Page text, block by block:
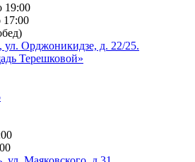
19:00
17:00
ул. Орджоникидзе, д. 22/25.
Терешковой»